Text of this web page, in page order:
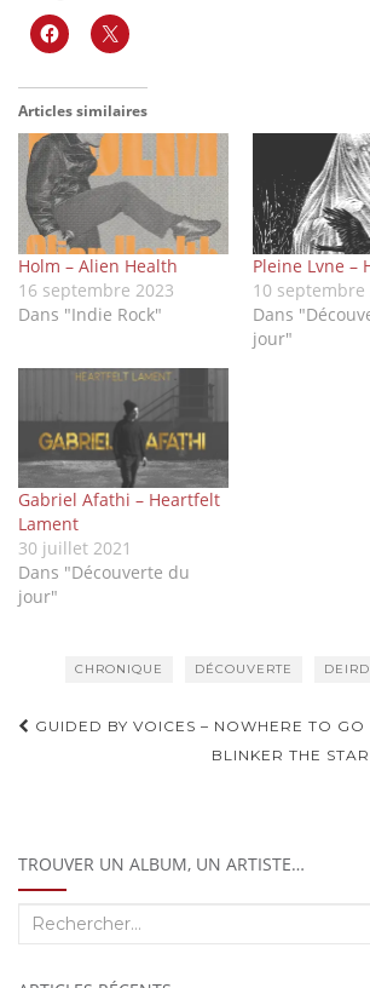
Articles similaires
Holm – Alien Health
16 septembre 2023
Dans "Indie Rock"
Pleine Lvne –
10 septembre
Dans
jour"
Gabriel Afathi – Heartfelt
Lament
30 juillet 2021
Dans "Découverte du
jour"
CHRONIQUE DÉCOUVERTE
Navigation
GUIDED BY VOICES – NOWHERE TO GO
BLINKER THE
TROUVER UN ALBUM, UN ARTISTE…
Recherche